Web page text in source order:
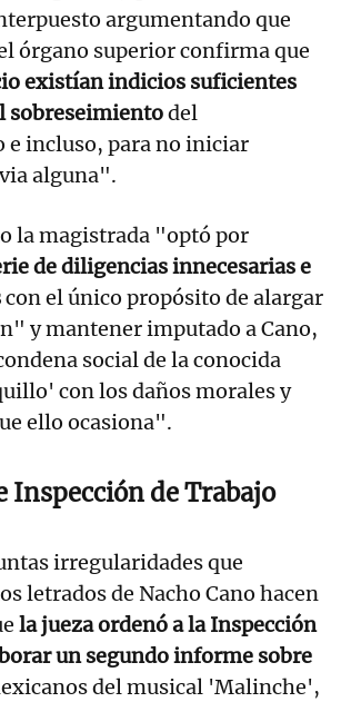
argumentando que
órgano superior confirma que
existían indicios suficientes
sobreseimientodel
e incluso, para no iniciar
alguna".
la magistrada "optó por
de diligencias innecesarias e
con el único propósito de alargar
y mantener imputado a Cano,
social de la conocida
con los daños morales y
ello ocasiona".
Inspección de Trabajo
irregularidades que
letrados de Nacho Cano hacen
la jueza ordenó a la Inspección
un segundo informe sobre
del musical 'Malinche',